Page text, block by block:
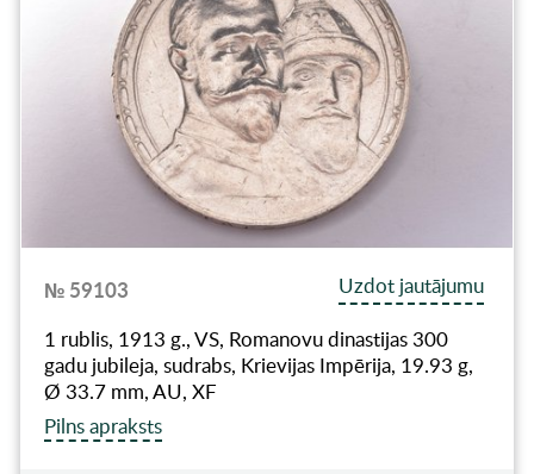
№ 59103
Uzdot jautājumu
1 rublis, 1913 g., VS, Romanovu dinastijas 300
gadu jubileja, sudrabs, Krievijas Impērija, 19.93 g,
Ø 33.7 mm, AU, XF
Pilns apraksts